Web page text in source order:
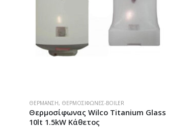
ΘΈΡΜΑΝΣΗ, ΘΕΡΜΟΣΊΦΩΝΕΣ-BOILER
Θερμοσίφωνας Wilco Titanium Glass
10lt 1.5kW Κάθετος